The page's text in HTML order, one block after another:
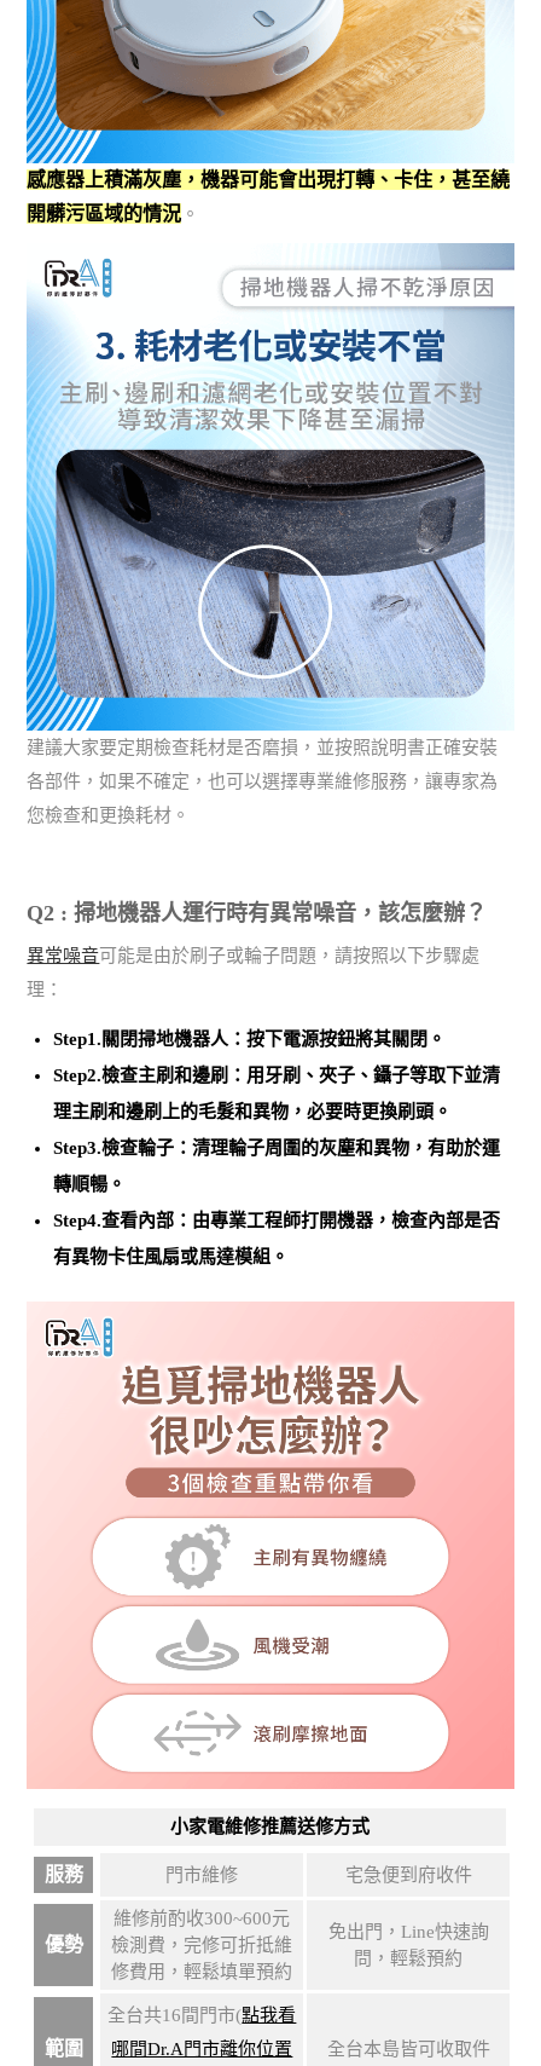
感應器上積滿灰塵，機器可能會出現打轉、卡住，甚至繞
開髒污區域的情況 。
建議大家要定期檢查耗材是否磨損，並按照說明書正確安裝
各部件，如果不確定，也可以選擇專業維修服務，讓專家為
您檢查和更換耗材。
Q2 : 掃地機器人運行時有異常噪音，該怎麼辦？
異常噪音可能是由於刷子或輪子問題，請按照以下步驟處
理：
Step1.關閉掃地機器人：按下電源按鈕將其關閉。
Step2.檢查主刷和邊刷：用牙刷、夾子、鑷子等取下並清
理主刷和邊刷上的毛髮和異物 ，必要時更換刷頭。
Step3.檢查輪子：清理輪子周圍的灰塵和異物 ，有助於運
轉順暢。
Step4.查看內部：由專業工程師打開機器，檢查內部是否
有異物卡住風扇或馬達模組。
小家電維修推薦送修方式
服務 門市維修 宅急便到府收件
優勢
維修前酌收300~600元
檢測費，完修可折抵維
修費用，輕鬆填單預約
免出門，Line快速詢
問，輕鬆預約
範圍
全台共16間門市(點我看
哪間Dr.A門市離你位置
全台本島皆可收取件